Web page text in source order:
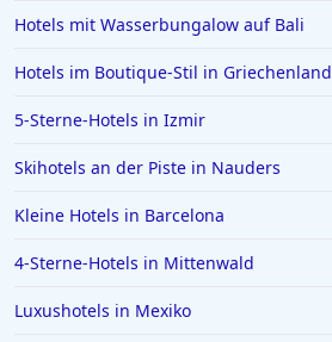
Hotels in St. Moritz
Hotels in Reichenau
Hotels auf Skiathos
Hotels in Celle
Hotels in Giesen
Hotels mit Wasserbungalow auf Bali
Hotels im Boutique-Stil in Griechenland
5-Sterne-Hotels in Izmir
Skihotels an der Piste in Nauders
Kleine Hotels in Barcelona
4-Sterne-Hotels in Mittenwald
Luxushotels in Mexiko